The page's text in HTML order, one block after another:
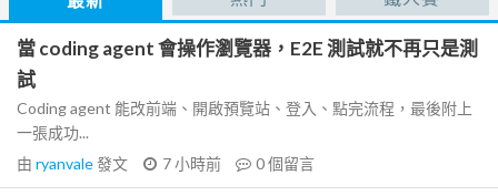
當 coding agent 會操作瀏覽器，E2E 測試就不再只是測
試
Coding agent 能改前端、開啟預覽站、登入、點完流程，最後附上
一張成功...
由 ryanvale發文 7 小時前 0個留言